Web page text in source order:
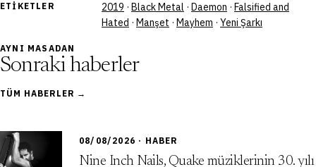
ETIKETLER 2019 · Black Metal · Daemon · Falsified and
Hated · Manşet · Mayhem · Yeni Şarkı
AYNI MASADAN
Sonraki haberler
TÜM HABERLER →
08/08/2026 · HABER
Nine Inch Nails, Quake müziklerinin 30. yılı